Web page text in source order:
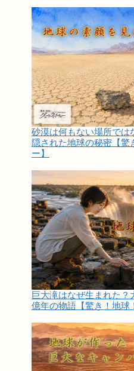
砂漠は何もない場所では
隠された地球の秘密【驚
ー】
巨大滝はなぜ生まれた？
億年の物語【驚き！地球